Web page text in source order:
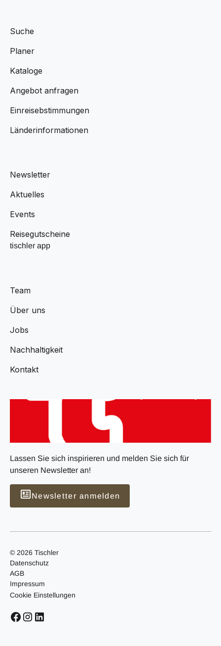
Suche
Planer
Kataloge
Angebot anfragen
Einreisebstimmungen
Länderinformationen
Newsletter
Aktuelles
Events
Reisegutscheine
tischler app
Team
Über uns
Jobs
Nachhaltigkeit
Kontakt
Lassen Sie sich inspirieren und melden Sie sich für
unseren Newsletter an!
Newsletter anmelden
© 2026 Tischler
Datenschutz
AGB
Impressum
Cookie Einstellungen